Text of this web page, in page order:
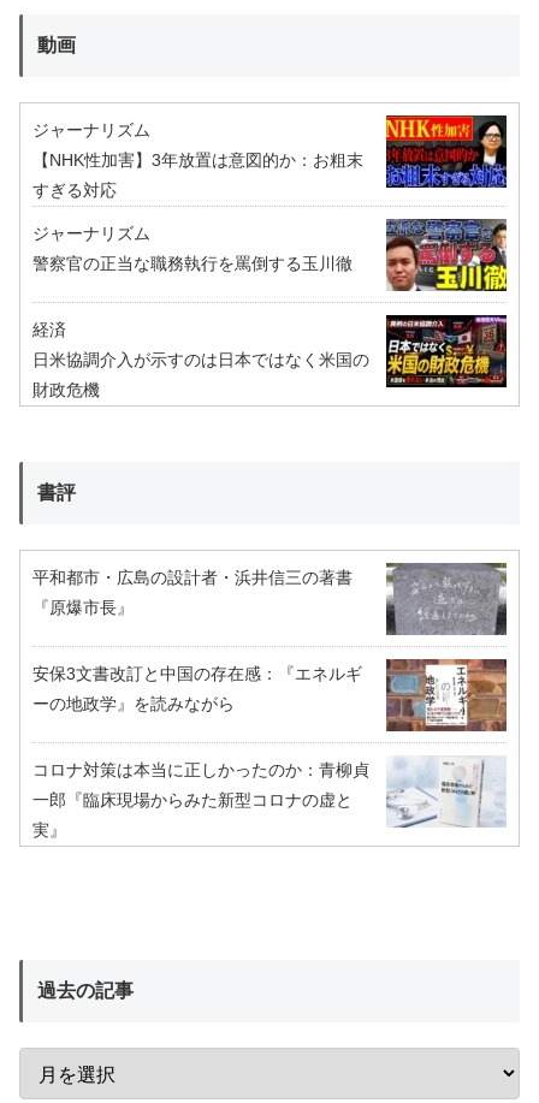
動画
ジャーナリズム
【NHK性加害】3年放置は意図的か：お粗末
すぎる対応
ジャーナリズム
警察官の正当な職務執行を罵倒する玉川徹
経済
日米協調介入が示すのは日本ではなく米国の
財政危機
書評
平和都市・広島の設計者・浜井信三の著書
『原爆市長』
安保3文書改訂と中国の存在感：『エネルギ
ーの地政学』を読みながら
コロナ対策は本当に正しかったのか：青柳貞
一郎『臨床現場からみた新型コロナの虚と
実』
過去の記事